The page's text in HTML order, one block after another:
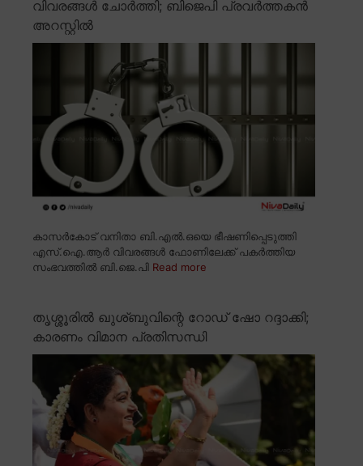
വിവരങ്ങൾ ചോർത്തി; ബിജെപി പ്രവർത്തകൻ
അറസ്റ്റിൽ
കാസർകോട് വനിതാ ബി.എൽ.ഒയെ ഭീഷണിപ്പെടുത്തി
എസ്.ഐ.ആർ വിവരങ്ങൾ ഫോണിലേക്ക് പകർത്തിയ
സംഭവത്തിൽ ബി.ജെ.പി Read more
തൃശ്ശൂരിൽ ഖുശ്ബുവിന്റെ റോഡ് ഷോ റദ്ദാക്കി;
കാരണം വിമാന പ്രതിസന്ധി